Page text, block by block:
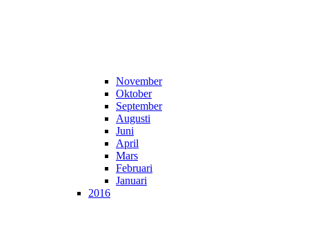
November
Oktober
September
Augusti
Juni
April
Mars
Februari
Januari
2016